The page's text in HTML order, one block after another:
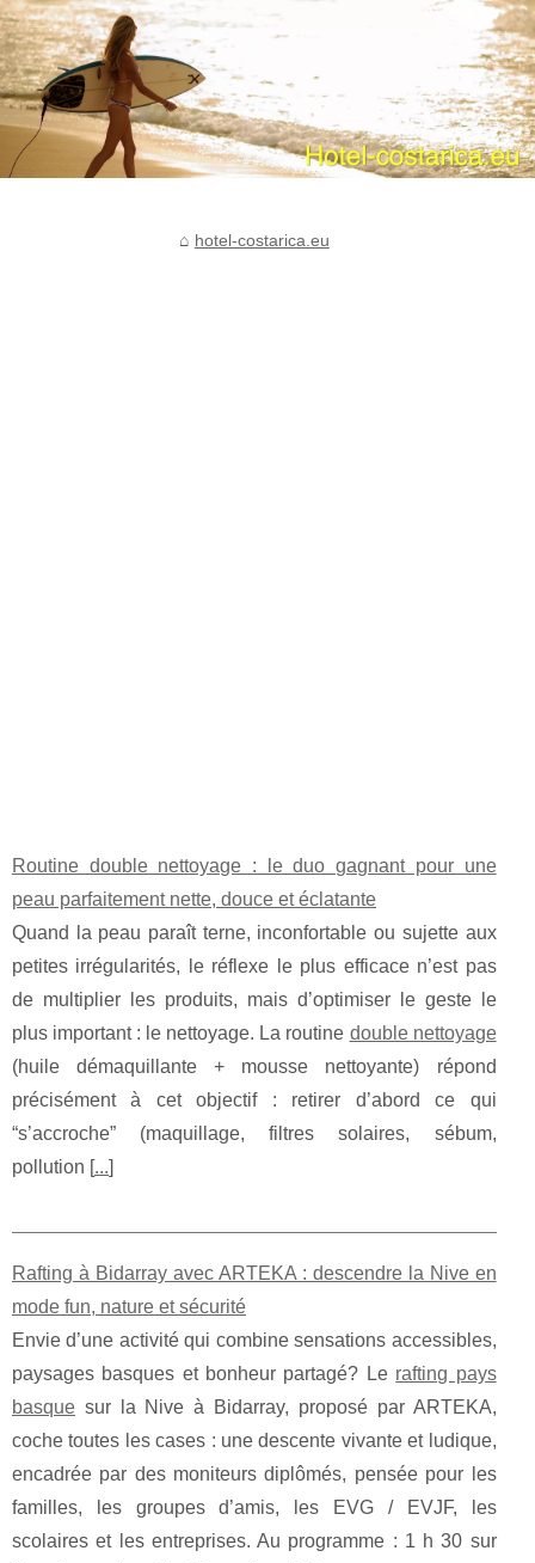
hotel-costarica.eu
Routine double nettoyage : le duo gagnant pour une
peau parfaitement nette, douce et éclatante
Quand la peau paraît terne, inconfortable ou sujette aux
petites irrégularités, le réflexe le plus efficace n’est pas
de multiplier les produits, mais d’optimiser le geste le
plus important : le nettoyage. La routine double nettoyage
(huile démaquillante + mousse nettoyante) répond
précisément à cet objectif : retirer d’abord ce qui
“s’accroche” (maquillage, filtres solaires, sébum,
pollution [...]
Rafting à Bidarray avec ARTEKA : descendre la Nive en
mode fun, nature et sécurité
Envie d’une activité qui combine sensations accessibles,
paysages basques et bonheur partagé? Le rafting pays
basque sur la Nive à Bidarray, proposé par ARTEKA,
coche toutes les cases : une descente vivante et ludique,
encadrée par des moniteurs diplômés, pensée pour les
familles, les groupes d’amis, les EVG / EVJF, les
scolaires et les entreprises. Au programme : 1 h 30 sur